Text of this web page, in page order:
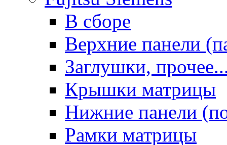
В сборе
Верхние панели
Заглушки,
Крышки матрицы
Нижние панели
Рамки матрицы